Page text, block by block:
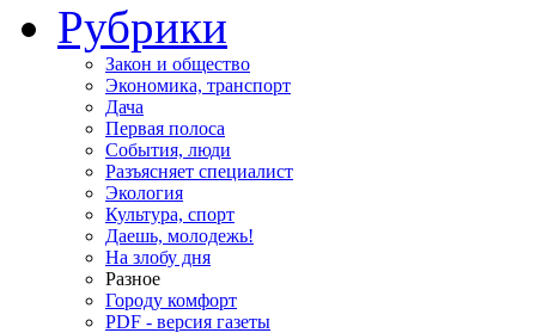
Рубрики
Закон и общество
Экономика, транспорт
Дача
Первая полоса
События, люди
Разъясняет специалист
Экология
Культура, спорт
Даешь, молодежь!
На злобу дня
Разное
Городу комфорт
PDF - версия газеты